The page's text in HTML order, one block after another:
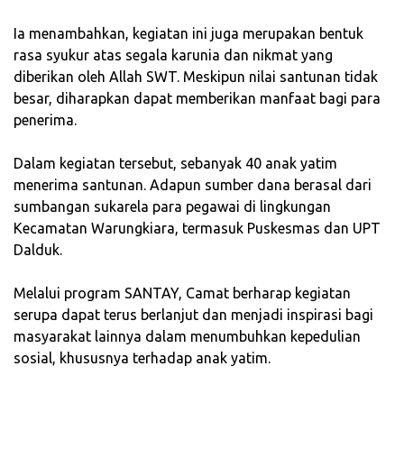
‎Ia menambahkan, kegiatan ini juga merupakan bentuk
rasa syukur atas segala karunia dan nikmat yang
diberikan oleh Allah SWT. Meskipun nilai santunan tidak
besar, diharapkan dapat memberikan manfaat bagi para
penerima.
‎Dalam kegiatan tersebut, sebanyak 40 anak yatim
menerima santunan. Adapun sumber dana berasal dari
sumbangan sukarela para pegawai di lingkungan
Kecamatan Warungkiara, termasuk Puskesmas dan UPT
Dalduk.
‎Melalui program SANTAY, Camat berharap kegiatan
serupa dapat terus berlanjut dan menjadi inspirasi bagi
masyarakat lainnya dalam menumbuhkan kepedulian
sosial, khususnya terhadap anak yatim.